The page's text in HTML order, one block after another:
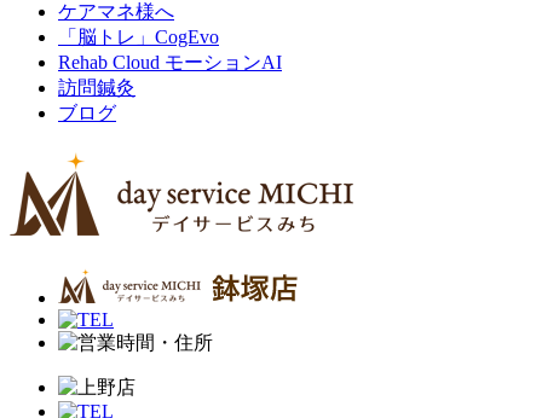
ケアマネ様へ
「脳トレ」CogEvo
Rehab Cloud モーションAI
訪問鍼灸
ブログ